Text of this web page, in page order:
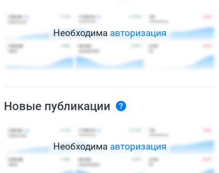
Необходима авторизация
Новые публикации
Необходима авторизация